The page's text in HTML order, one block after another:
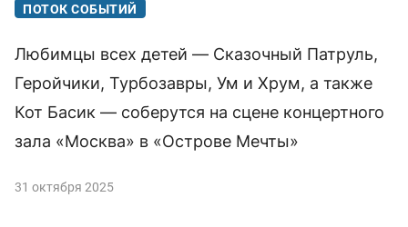
ПОТОК СОБЫТИЙ
Любимцы всех детей — Сказочный Патруль,
Геройчики, Турбозавры, Ум и Хрум, а также
Кот Басик — соберутся на сцене концертного
зала «Москва» в «Острове Мечты»
31 октября 2025